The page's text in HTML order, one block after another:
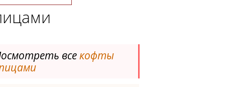
всекофты